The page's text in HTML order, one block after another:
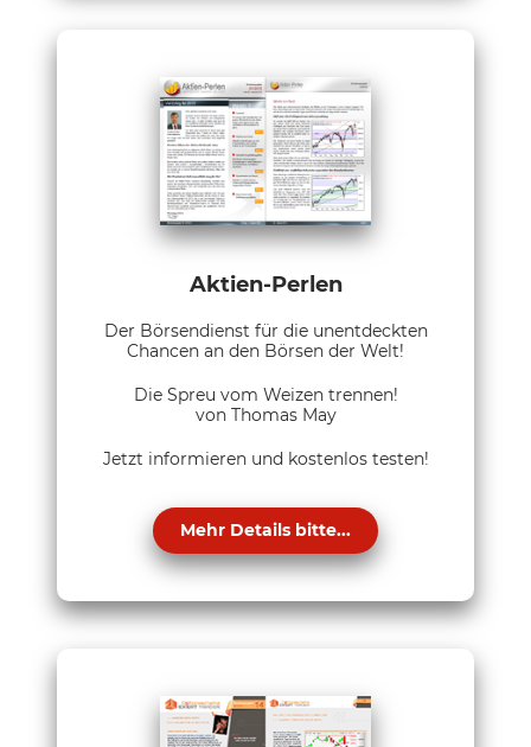
Aktien-Perlen
Der Börsendienst für die unentdeckten
Chancen an den Börsen der Welt!
Die Spreu vom Weizen trennen!
von Thomas May
Jetzt informieren und kostenlos testen!
Mehr Details bitte...